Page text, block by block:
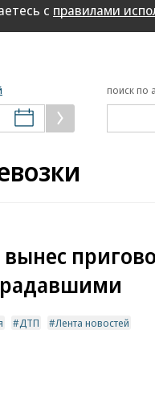
с правилами
поиск по
ДТП Лента новостей